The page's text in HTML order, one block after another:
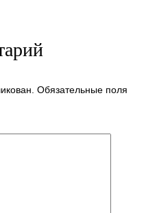
Обязательные поля